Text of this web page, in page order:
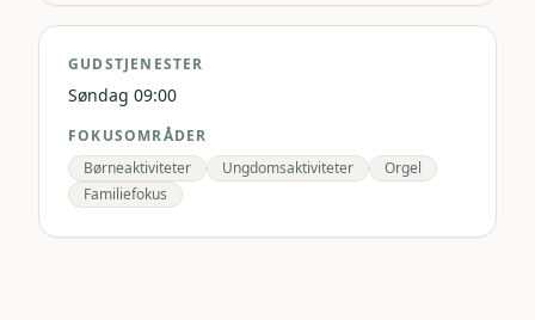
GUDSTJENESTER
Søndag 09:00
FOKUSOMRÅDER
Børneaktiviteter
Ungdomsaktiviteter
Orgel
Familiefokus